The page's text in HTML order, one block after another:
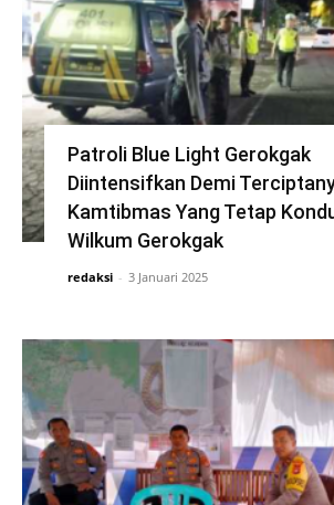
Patroli Blue Light Gerokgak
Diintensifkan Demi
Kamtibmas Yang Tetap
Wilkum Gerokgak
redaksi - 3 Januari 2025